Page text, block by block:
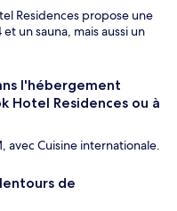
Residences propose une
un sauna, mais aussi un
l'hébergement
Hotel Residences ou à
avec Cuisine internationale.
de